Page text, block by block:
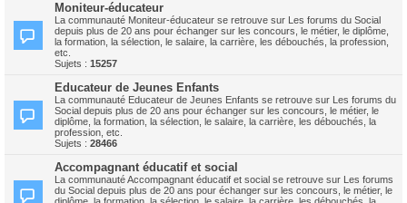
Moniteur-éducateur
La communauté Moniteur-éducateur se retrouve sur Les forums du Social
depuis plus de 20 ans pour échanger sur les concours, le métier, le diplôme,
la formation, la sélection, le salaire, la carrière, les débouchés, la profession,
etc.
Sujets : 15257
Educateur de Jeunes Enfants
La communauté Educateur de Jeunes Enfants se retrouve sur Les forums du
Social depuis plus de 20 ans pour échanger sur les concours, le métier, le
diplôme, la formation, la sélection, le salaire, la carrière, les débouchés, la
profession, etc.
Sujets : 28466
Accompagnant éducatif et social
La communauté Accompagnant éducatif et social se retrouve sur Les forums
du Social depuis plus de 20 ans pour échanger sur les concours, le métier, le